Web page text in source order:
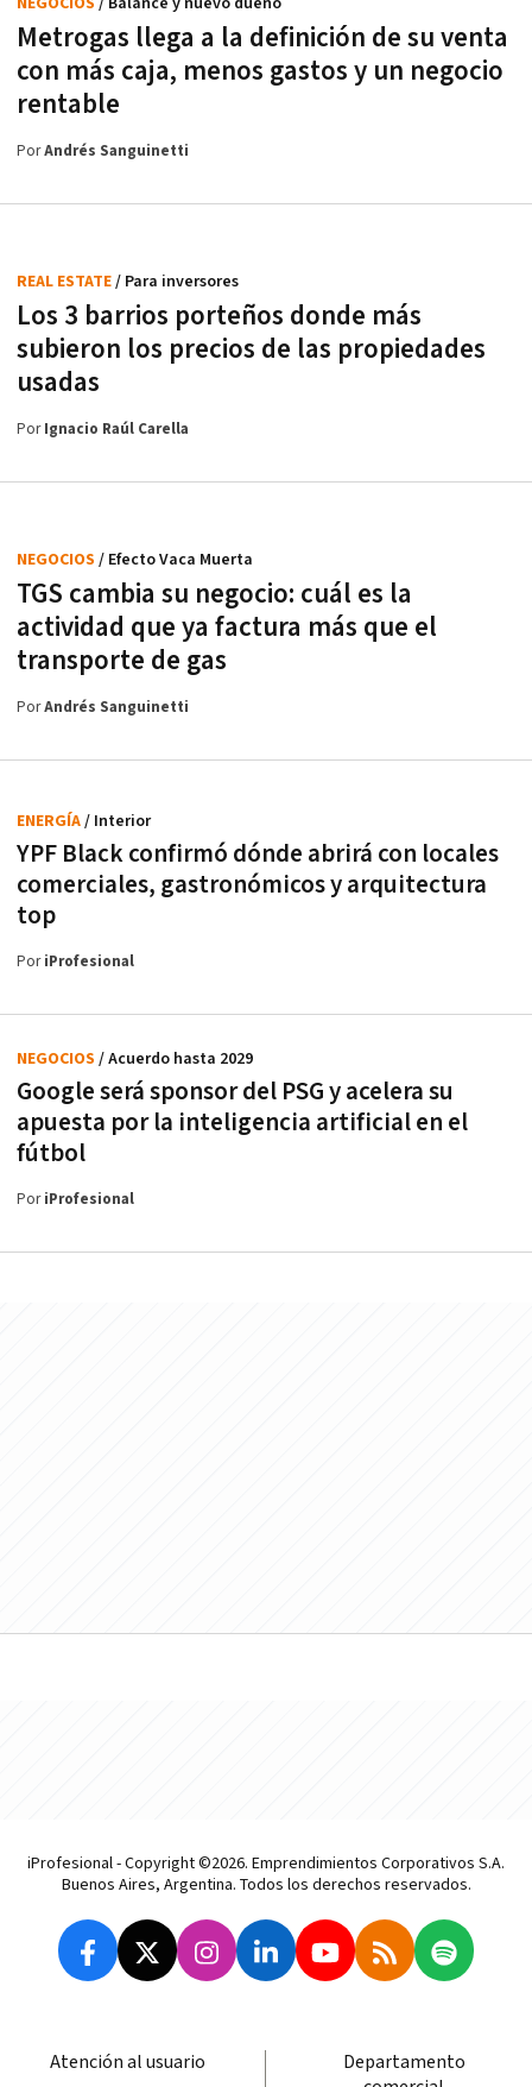
Metrogas llega a la definición de su venta
con más caja, menos gastos y un negocio
rentable
PorAndrés Sanguinetti
Los 3 barrios porteños donde más
subieron los precios de las propiedades
usadas
REAL ESTATE/ Para inversores
PorIgnacio Raúl Carella
TGS cambia su negocio: cuál es la
actividad que ya factura más que el
transporte de gas
NEGOCIOS / Efecto Vaca Muerta
PorAndrés Sanguinetti
YPF Black confirmó dónde abrirá con locales
comerciales, gastronómicos y arquitectura
top
ENERGÍA/ Interior
PoriProfesional
Google será sponsor del PSG y acelera su
apuesta por la inteligencia artificial en el
fútbol
NEGOCIOS / Acuerdo hasta 2029
PoriProfesional
iProfesional - Copyright ©2026. Emprendimientos Corporativos S.A.
Buenos Aires, Argentina. Todos los derechos reservados.
Atención al usuario
Departamento